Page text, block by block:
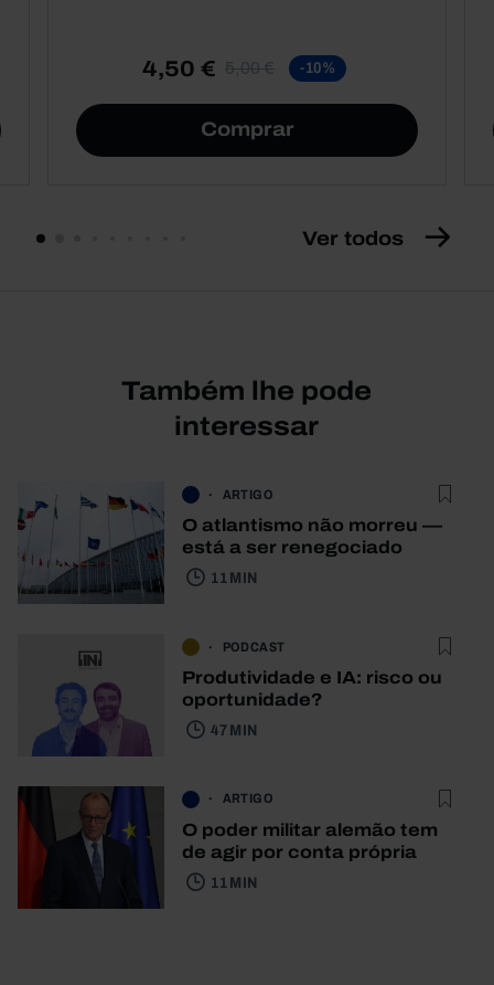
4,50 € 5,00 € -10%
Comprar
Ver todos
Também lhe pode
interessar
ARTIGO
O atlantismo não morreu —
está a ser renegociado
11 MIN
PODCAST
Produtividade e IA: risco ou
oportunidade?
47 MIN
ARTIGO
O poder militar alemão tem
de agir por conta própria
11 MIN